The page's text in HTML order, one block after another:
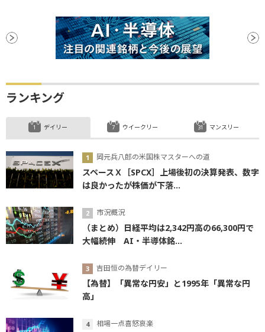
ランキング
デイリー
岡元兵八郎の米国株マスターへの道
スペースＸ［SPCX］上場後初の決算発表、数字
は良かったが株価が下落...
市況概況
（まとめ）日経平均は2,342円高の66,300円で
大幅続伸 AI・半導体銘...
吉田恒の為替デイリー
【為替】「異常な円安」と1995年「異常な円
高」
相場一点喜怒哀楽
ウイークリー マンスリー